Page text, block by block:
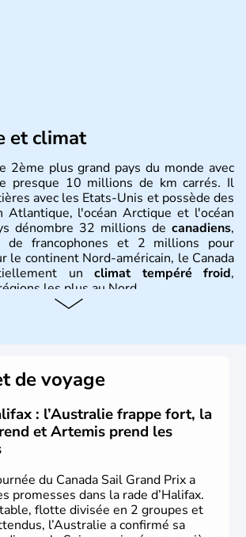
et climat
2ème plus grand pays du monde avec
presque 10 millions de km carrés. Il
avec les Etats-Unis et possède des
Atlantique, l'océan Arctique et l'océan
dénombre 32 millions de canadiens,
francophones et 2 millions pour
le continent Nord-américain, le Canada
unclimat tempéré froid,
les plus au Nord.
de Québec, le Canada passe ensuite
des Britanniques. L'indépendance du
au cours d'un long processus qui s'est
Le peuple autochtone des Inuits,
Eskimos, n'est découvert qu'au début
lors d'une expédition dans le Grand
de voyage
: l’Australie frappe fort, la
et Artemis prend les
du Canada Sail Grand Prix a
promesses dans la rade d’Halifax.
flotte divisée en 2 groupes et
l’Australie a confirmé sa